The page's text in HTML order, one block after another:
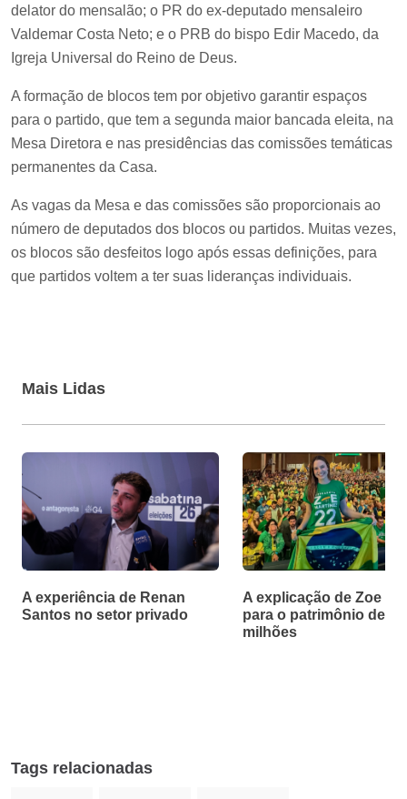
delator do mensalão; o PR do ex-deputado mensaleiro
Valdemar Costa Neto; e o PRB do bispo Edir Macedo, da
Igreja Universal do Reino de Deus.
A formação de blocos tem por objetivo garantir espaços
para o partido, que tem a segunda maior bancada eleita, na
Mesa Diretora e nas presidências das comissões temáticas
permanentes da Casa.
As vagas da Mesa e das comissões são proporcionais ao
número de deputados dos blocos ou partidos. Muitas vezes,
os blocos são desfeitos logo após essas definições, para
que partidos voltem a ter suas lideranças individuais.
Mais Lidas
A experiência de Renan
Santos no setor privado
A explicação de Zoe
para o patrimônio de
milhões
Tags relacionadas